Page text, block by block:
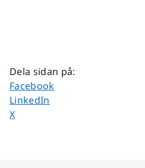
Dela sidan på:
Dela sidan på
Facebook
Dela sidan på
LinkedIn
Dela sidan på
X